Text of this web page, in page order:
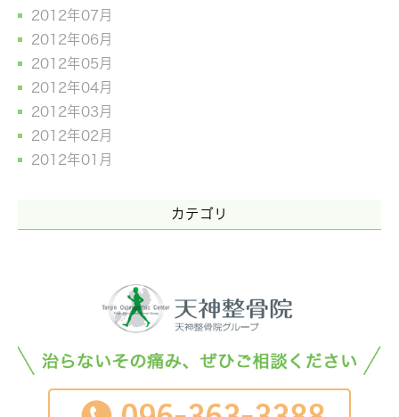
2012年07月
2012年06月
2012年05月
2012年04月
2012年03月
2012年02月
2012年01月
カテゴリ